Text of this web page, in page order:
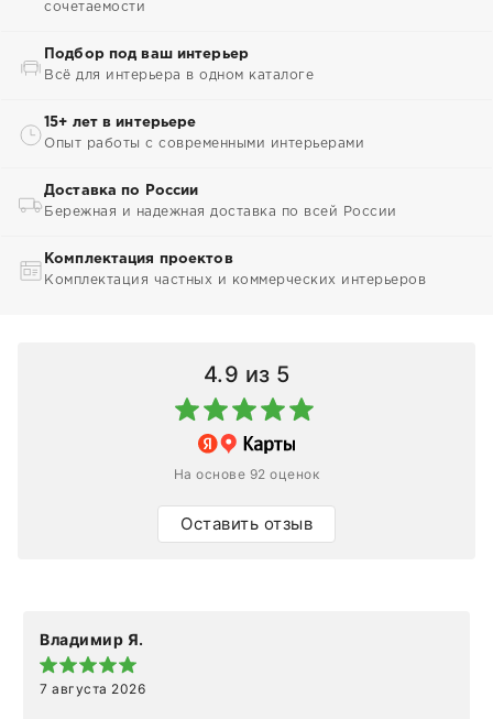
сочетаемости
Подбор под ваш интерьер
Всё для интерьера в одном каталоге
15+ лет в интерьере
Опыт работы с современными интерьерами
Доставка по России
Бережная и надежная доставка по всей России
Комплектация проектов
Комплектация частных и коммерческих интерьеров
4.9 из 5
На основе 92 оценок
Оставить отзыв
Владимир Я.
7 августа 2026